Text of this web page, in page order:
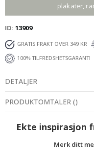
plakater,
ID 13909
GRATIS FRAKT OVER 349 KR
100% TILFREDSHETSGARANTI
DETALJER
PRODUKTOMTALER ()
Ekte inspirasjon
Merk ditt